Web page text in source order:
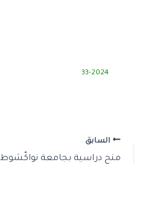
33-2024
السابق